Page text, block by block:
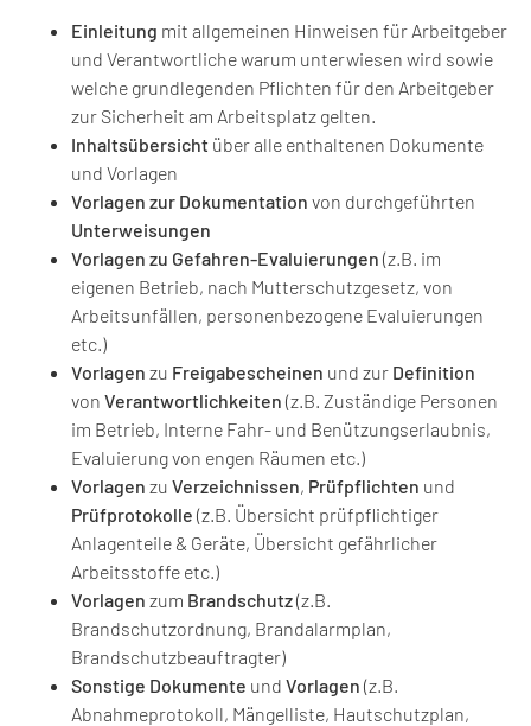
Einleitung mit allgemeinen Hinweisen für Arbeitgeber
und Verantwortliche warum unterwiesen wird sowie
welche grundlegenden Pflichten für den Arbeitgeber
zur Sicherheit am Arbeitsplatz gelten.
Inhaltsübersicht über alle enthaltenen Dokumente
und Vorlagen
Vorlagen zur Dokumentation von durchgeführten
Unterweisungen
Vorlagen zu Gefahren-Evaluierungen (z.B. im
eigenen Betrieb, nach Mutterschutzgesetz, von
Arbeitsunfällen, personenbezogene Evaluierungen
etc.)
Vorlagen zu Freigabescheinen und zur Definition
von Verantwortlichkeiten (z.B. Zuständige Personen
im Betrieb, Interne Fahr- und Benützungserlaubnis,
Evaluierung von engen Räumen etc.)
Vorlagen zu Verzeichnissen, Prüfpflichten und
Prüfprotokolle (z.B. Übersicht prüfpflichtiger
Anlagenteile & Geräte, Übersicht gefährlicher
Arbeitsstoffe etc.)
Vorlagen zum Brandschutz(z.B.
Brandschutzordnung, Brandalarmplan,
Brandschutzbeauftragter)
Sonstige Dokumente und Vorlagen (z.B.
Abnahmeprotokoll, Mängelliste, Hautschutzplan,